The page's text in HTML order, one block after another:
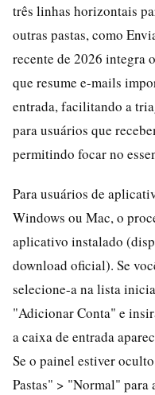
três linhas horizontais
outras pastas, como
recente de 2026 integra
que resume e-mails
entrada, facilitando a
para usuários que
permitindo focar no
Para usuários de
Windows ou Mac, o
aplicativo instalado
download oficial). Se
selecione-a na lista
"Adicionar Conta" e
a caixa de entrada
Se o painel estiver
Pastas" > "Normal" para